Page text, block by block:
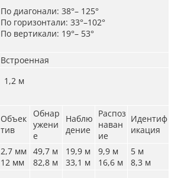
По диагонали: 38°– 125°
По горизонтали: 33°–102°
По вертикали: 19°– 53°
Встроенная
1,2 м
Объек
тив
Обнар
ужени
е
Наблю
дение
Распоз
наван
ие
Идентиф
икация
2,7 мм
12 мм
49,7 м
82,8 м
19,9 м
33,1 м
9,9 м
16,6 м
5 м
8,3 м